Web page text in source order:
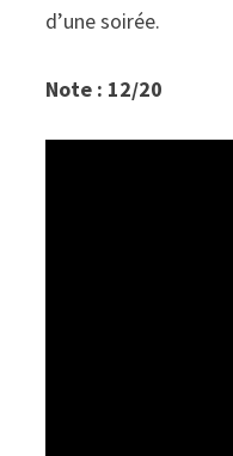
d’une soirée.
Note : 12/20